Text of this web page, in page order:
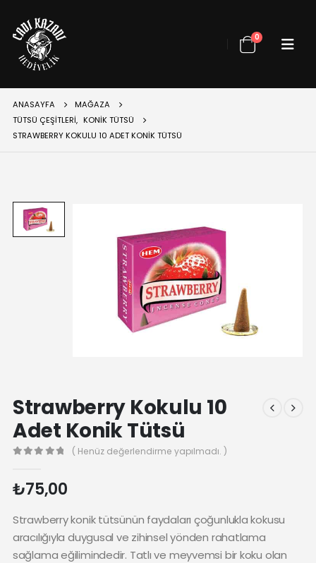
0
ANASAYFA
MAĞAZA
TÜTSÜ ÇEŞITLERI, KONIK TÜTSÜ
STRAWBERRY KOKULU 10 ADET KONIK TÜTSÜ
Strawberry Kokulu 10
Adet Konik Tütsü
( Henüz değerlendirme yapılmadı. )
₺75,00
Strawberry konik tütsünün faydaları çoğunlukla kokusu
aracılığıyla duygusal ve zihinsel yönden rahatlama
sağlama eğilimindedir. Tatlı ve meyvemsi bir koku olan